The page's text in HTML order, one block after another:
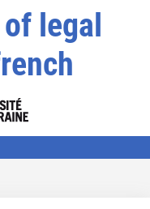
legal